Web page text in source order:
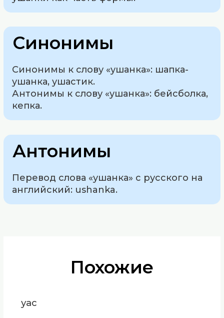
Синонимы
Синонимы к слову «ушанка»: шапка-
ушанка, ушастик.
Антонимы к слову «ушанка»: бейсболка,
кепка.
Антонимы
Перевод слова «ушанка» с русского на
английский: ushanka.
Похожие
уас